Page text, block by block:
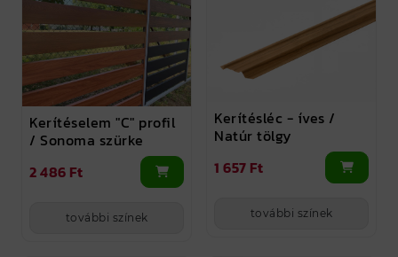
Kerítéselem "C" profil
/ Sonoma szürke
2 486 Ft
további színek
Kerítésléc - íves /
Natúr tölgy
1 657 Ft
további színek